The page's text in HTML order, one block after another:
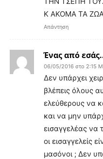
Κ ΑΚΟΜΑ ΤΑ
Απάντηση
Ένας από
06/05/2016 στο 2:15
Δεν υπάρχει
βλέπεις όλους
ελεύθερους να
και να μην
εισαγγελέας να
οι εισαγγελείς
μασόνοι ; Δεν